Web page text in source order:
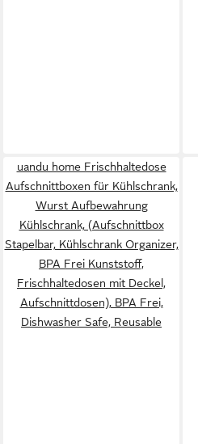
uandu home Frischhaltedose
Aufschnittboxen für Kühlschrank,
Wurst Aufbewahrung
Kühlschrank, (Aufschnittbox
Stapelbar, Kühlschrank Organizer,
BPA Frei Kunststoff,
Frischhaltedosen mit Deckel,
Aufschnittdosen), BPA Frei,
Dishwasher Safe, Reusable